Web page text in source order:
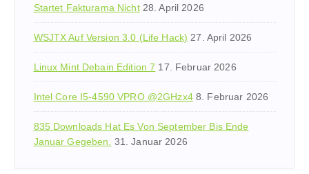
Startet Fakturama Nicht 28. April 2026
WSJTX Auf Version 3.0 (Life Hack) 27. April 2026
Linux Mint Debain Edition 7 17. Februar 2026
Intel Core I5-4590 VPRO @2GHzx4 8. Februar 2026
835 Downloads Hat Es Von September Bis Ende
Januar Gegeben. 31. Januar 2026